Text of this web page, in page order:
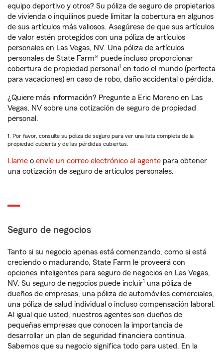
equipo deportivo y otros? Su póliza de seguro de propietarios
de vivienda o inquilinos puede limitar la cobertura en algunos
de sus artículos más valiosos. Asegúrese de que sus artículos
de valor estén protegidos con una póliza de artículos
personales en Las Vegas, NV. Una póliza de artículos
personales de State Farm® puede incluso proporcionar
cobertura de propiedad personal 1 en todo el mundo (perfecta
para vacaciones) en caso de robo, daño accidental o pérdida.
¿Quiere más información? Pregunte a Eric Moreno en Las
Vegas, NV sobre una cotización de seguro de propiedad
personal.
1. Por favor, consulte su póliza de seguro para ver una lista completa de la
propiedad cubierta y de las pérdidas cubiertas.
Llame o envíe un correo electrónico al agente para obtener
una cotización de seguro de artículos personales.
Seguro de negocios
Tanto si su negocio apenas está comenzando, como si está
creciendo o madurando, State Farm le proveerá con
opciones inteligentes para seguro de negocios en Las Vegas,
NV. Su seguro de negocios puede incluir1 una póliza de
dueños de empresas, una póliza de automóviles comerciales,
una póliza de salud individual o incluso compensación laboral.
Al igual que usted, nuestros agentes son dueños de
pequeñas empresas que conocen la importancia de
desarrollar un plan de seguridad financiera continua.
Sabemos que su negocio significa todo para usted. En la